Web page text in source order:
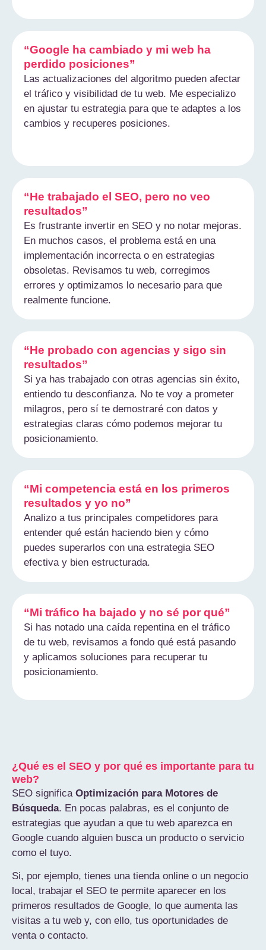
“Google ha cambiado y mi web ha
perdido posiciones”
Las actualizaciones del algoritmo pueden afectar
el tráfico y visibilidad de tu web. Me especializo
en ajustar tu estrategia para que te adaptes a los
cambios y recuperes posiciones.
“He trabajado el SEO, pero no veo
resultados”
Es frustrante invertir en SEO y no notar mejoras.
En muchos casos, el problema está en una
implementación incorrecta o en estrategias
obsoletas. Revisamos tu web, corregimos
errores y optimizamos lo necesario para que
realmente funcione.
“He probado con agencias y sigo sin
resultados”
Si ya has trabajado con otras agencias sin éxito,
entiendo tu desconfianza. No te voy a prometer
milagros, pero sí te demostraré con datos y
estrategias claras cómo podemos mejorar tu
posicionamiento.
“Mi competencia está en los primeros
resultados y yo no”
Analizo a tus principales competidores para
entender qué están haciendo bien y cómo
puedes superarlos con una estrategia SEO
efectiva y bien estructurada.
“Mi tráfico ha bajado y no sé por qué”
Si has notado una caída repentina en el tráfico
de tu web, revisamos a fondo qué está pasando
y aplicamos soluciones para recuperar tu
posicionamiento.
¿Qué es el SEO y por qué es importante para tu
web?
SEO significa Optimización para Motores de
Búsqueda. En pocas palabras, es el conjunto de
estrategias que ayudan a que tu web aparezca en
Google cuando alguien busca un producto o servicio
como el tuyo.
Si, por ejemplo, tienes una tienda online o un negocio
local, trabajar el SEO te permite aparecer en los
primeros resultados de Google, lo que aumenta las
visitas a tu web y, con ello, tus oportunidades de
venta o contacto.